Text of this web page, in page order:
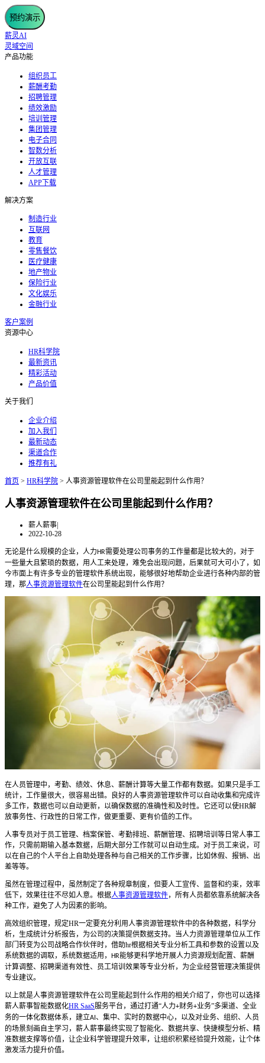
预约演示
薪灵AI
灵域空间
产品功能
组织员工
薪酬考勤
招聘管理
绩效激励
培训管理
集团管理
电子合同
智数分析
开放互联
人才管理
APP下载
解决方案
制造行业
互联网
教育
零售餐饮
医疗健康
地产物业
保险行业
文化娱乐
金融行业
客户案例
资源中心
HR科学院
最新资讯
精彩活动
产品价值
关于我们
企业介绍
加入我们
最新动态
渠道合作
推荐有礼
首页 > HR科学院 > 人事资源管理软件在公司里能起到什么作用？
人事资源管理软件在公司里能起到什么作用？
薪人薪事|
2022-10-28
无论是什么规模的企业，人力 HR需要处理公司事务的工作量都是比较大的，对于
一些量大且繁琐的数据，用人工来处理，难免会出现问题，后果就可大可小了，如
今市面上有许多专业的管理软件系统出现，能够很好地帮助企业进行各种内部的管
理，那人事资源管理软件在公司里能起到什么作用？
在人员管理中，考勤、绩效、休息、薪酬计算等大量工作都有数据。如果只是手工
统计，工作量很大，很容易出错。良好的人事资源管理软件可以自动收集和完成许
多工作，数据也可以自动更新，以确保数据的准确性和及时性。它还可以使HR解
放事务性、行政性的日常工作，做更重要、更有价值的工作。
人事专员对于员工管理、档案保管、考勤排班、薪酬管理、招聘培训等日常人事工
作，只需前期输入基本数据，后期大部分工作就可以自动生成。对于员工来说， 可
以在自己的个人平台上自助处理各种与自己相关的工作步骤，比如休假、报销、出
差等等。
虽然在管理过程中，虽然制定了各种规章制度，但要人工宣传、监督和约束，效率
低下，效果往往不尽如人意。根据人事资源管理软件，所有人员都依靠系统解决各
种工作，避免了人为因素的影响。
高效组织管理，规定HR一定要充分利用 人事资源管理软件中的各种数据，科学分
析，生成统计分析报告，为公司的决策提供数据支持。当人力资源管理单位从工作
部门转变为公司战略合作伙伴时，借助hr根据相关专业分析工具和参数的设置以及
系统数据的调取，系统数据适用，
HR能够更科学地开展人力资源规划配置、薪酬
计算调整、招聘渠道有效性、员工培训效果等专业分析，为企业经营管理决策提供
专业建议。
以上就是人事资源管理软件在公司里能起到什么作用的相关介绍了，你也可以选择
薪人薪事智能数据化HR SaaS服务平台，通过打通“人力+财务+业务”多渠道、全业
务的一体化数据体系，建立AI 、集中、实时的数据中心，以及对业务、组织、人员
的场景刻画自主学习，薪人薪事最终实现了智能化、数据共享、快捷模型分析、精
准数据支撑等价值，让企业科学管理提升效率，让组织积累经验提升效能，让个体
激发活力提升价值。